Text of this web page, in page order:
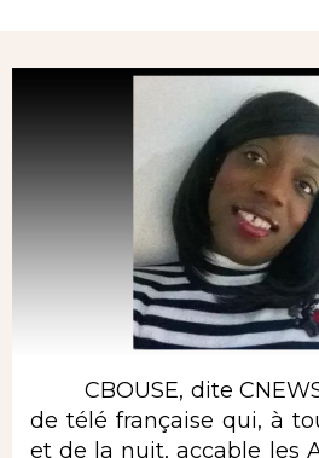
CBOUSE, dite
de télé française qui, à
et de la nuit, accable les